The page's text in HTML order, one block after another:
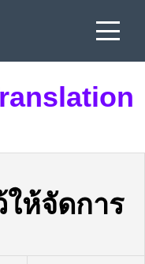
ให้จัดการ